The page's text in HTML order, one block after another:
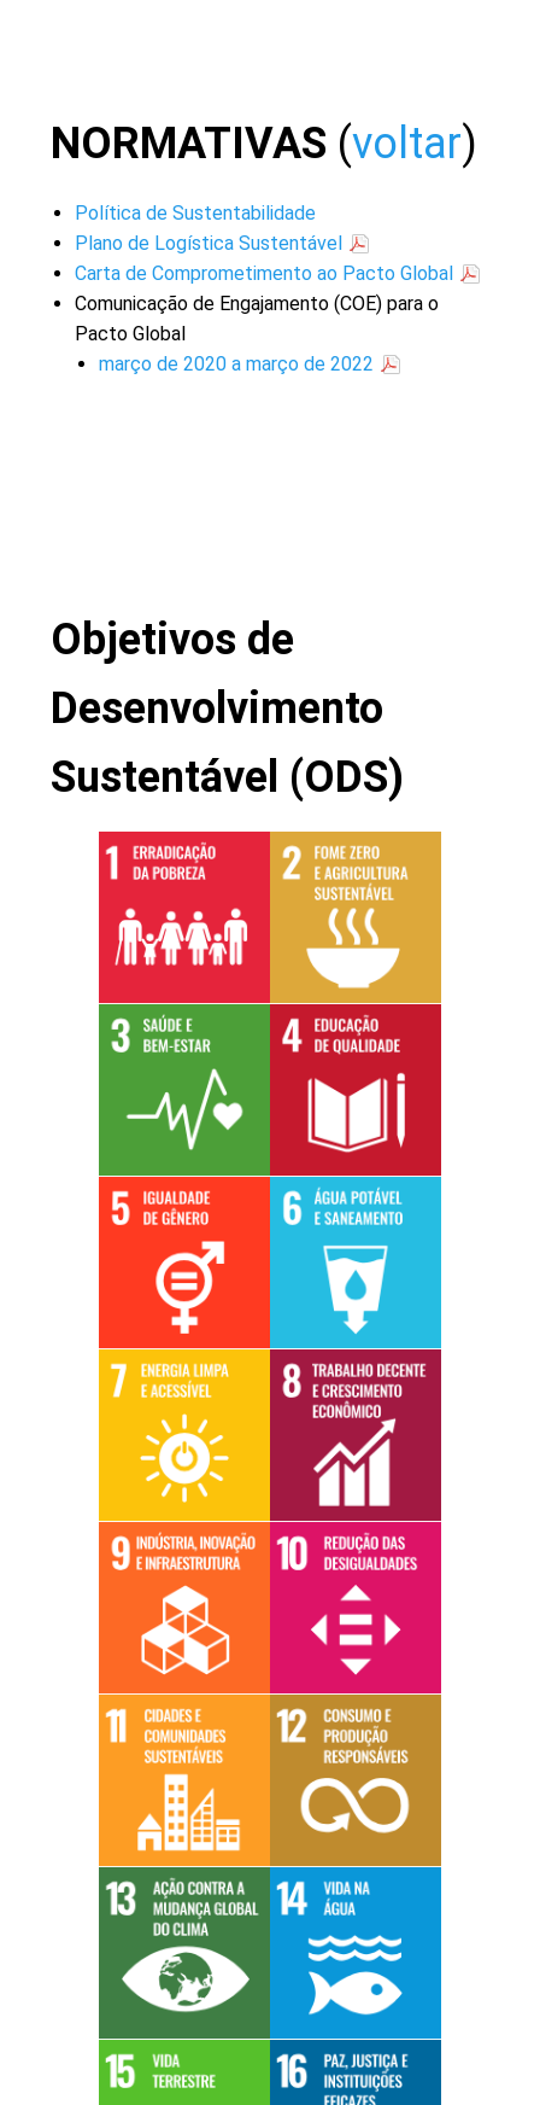
NORMATIVAS (voltar)
Política de Sustentabilidade
Plano de Logística Sustentável
Carta de Comprometimento ao Pacto Global
Comunicação de Engajamento (COE) para o
Pacto Global
março de 2020 a março de 2022
Objetivos de
Desenvolvimento
Sustentável (ODS)